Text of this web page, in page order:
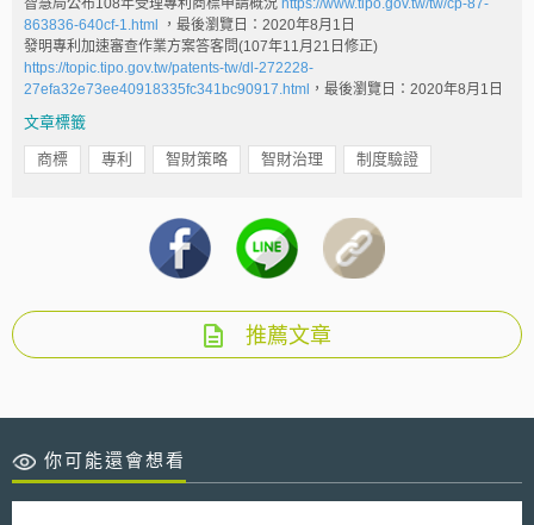
智慧局公布108年受理專利商標申請概況 https://www.tipo.gov.tw/tw/cp-87-
863836-640cf-1.html
，最後瀏覽日：2020年8月1日
發明專利加速審查作業方案答客問(107年11月21日修正)
https://topic.tipo.gov.tw/patents-tw/dl-272228-
27efa32e73ee40918335fc341bc90917.html ，最後瀏覽日：2020年8月1日
文章標籤
商標 專利 智財策略 智財治理 制度驗證
推薦文章
你可能還會想看